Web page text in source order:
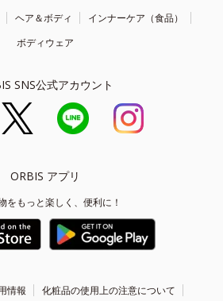
ヘア＆ボディ
インナーケア（食品）
ボディウェア
SNS公式アカウント
ORBIS アプリ
をもっと楽しく、便利に！
情報 化粧品の使用上の注意について